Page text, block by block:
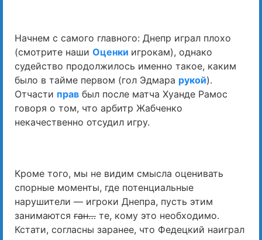
Начнем с самого главного: Днепр играл плохо
(смотрите наши Оценки игрокам), однако
судейство продолжилось именно такое, каким
было в тайме первом (гол Эдмара рукой).
Отчасти прав был после матча Хуанде Рамос
говоря о том, что арбитр Жабченко
некачественно отсудил игру.
Кроме того, мы не видим смысла оценивать
спорные моменты, где потенциальные
нарушители — игроки Днепра, пусть этим
занимаются ган… те, кому это необходимо.
Кстати, согласны заранее, что Федецкий наиграл